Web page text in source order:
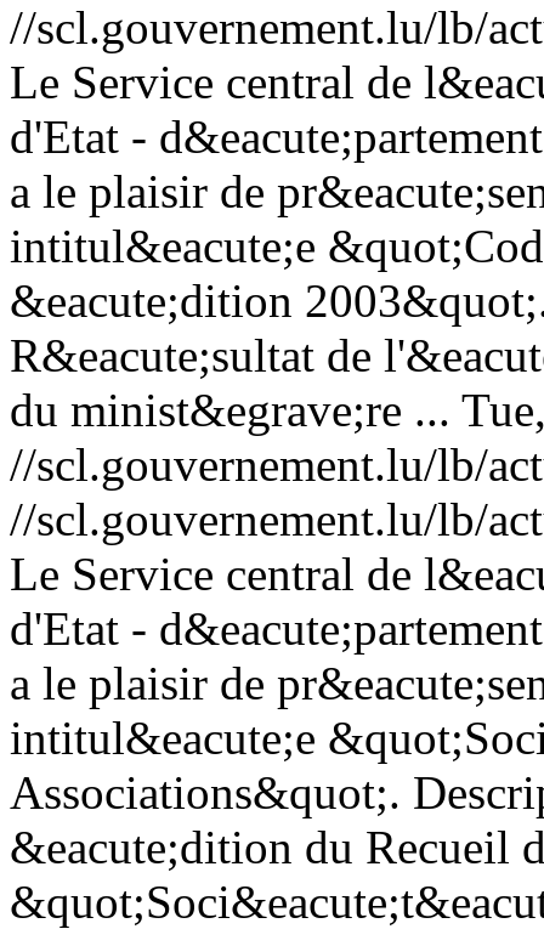
//scl.gouvernement.lu/lb/
Le Service central de
d'Etat -
a le plaisir de
intitul&eacute;e
&eacute;dition
R&eacute;sultat de
du minist&egrave;re ...
//scl.gouvernement.lu/lb/
//scl.gouvernement.lu/lb/
Le Service central de
d'Etat -
a le plaisir de
intitul&eacute;e
Associations&quot;.
&eacute;dition du Recueil